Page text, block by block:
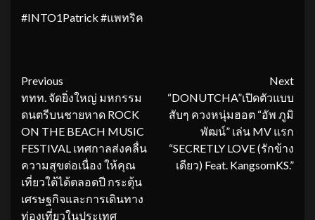
#INTO1Patrick​ #แพทริค
Continue
Reading
Previous
ททท. จัดยิ่งใหญ่ มหกรรม
ดนตรีบนชายหาด ROCK
ON THE BEACH MUSIC
FESTIVAL เทศกาลส่งคลื่น
ความสุขต่อเนื่อง ให้คุณ
เที่ยวใต้ได้ตลอดปี กระตุ้น
เศรษฐกิจและการเดินทาง
ท่องเที่ยวในประเทศ
Next
“DONUTCHA”เปิดตัวแบบ
สับๆ ควงหนุ่มฮอต “อัพ ภูมิ
พัฒน์” เล่น MV แรก
“SECRETLY LOVE (รักข้าง
เดียว) Feat. KangsomKS.”